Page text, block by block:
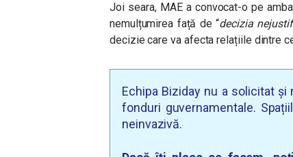
Joi seara, MAE a convocat-o pe
nemulțumirea față de “decizia
decizie care va afecta relațiile dintre
Echipa Biziday nu a solicitat
fonduri guvernamentale.
neinvazivă.